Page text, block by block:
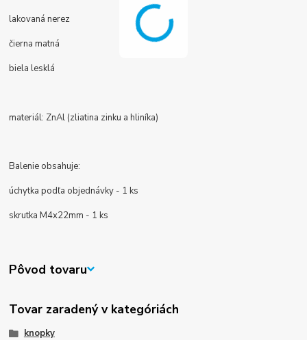
lakovaná nerez
čierna matná
biela lesklá
materiál: ZnAl (zliatina zinku a hliníka)
Balenie obsahuje:
úchytka podľa objednávky - 1 ks
skrutka M4x22mm - 1 ks
Pôvod tovaru
Tovar zaradený v kategóriách
knopky